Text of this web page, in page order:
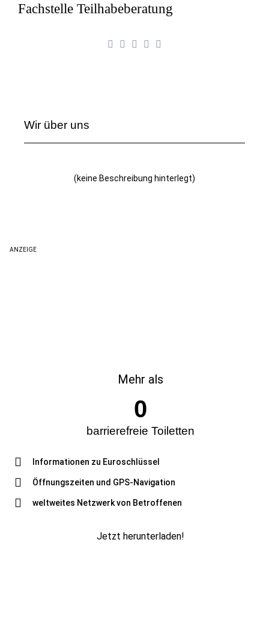
Fachstelle Teilhabeberatung
Wir über uns
(keine Beschreibung hinterlegt)
ANZEIGE
Mehr als
barrierefreie Toiletten
0
Informationen zu Euroschlüssel
Öffnungszeiten und GPS-Navigation
weltweites Netzwerk von Betroffenen
Jetzt herunterladen!